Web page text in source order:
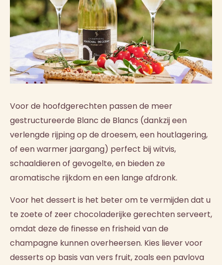
Voor de hoofdgerechten passen de meer
gestructureerde Blanc de Blancs (dankzij een
verlengde rijping op de droesem, een houtlagering,
of een warmer jaargang) perfect bij witvis,
schaaldieren of gevogelte, en bieden ze
aromatische rijkdom en een lange afdronk.
Voor het dessert is het beter om te vermijden dat u
te zoete of zeer chocoladerijke gerechten serveert,
omdat deze de finesse en frisheid van de
champagne kunnen overheersen. Kies liever voor
desserts op basis van vers fruit, zoals een pavlova